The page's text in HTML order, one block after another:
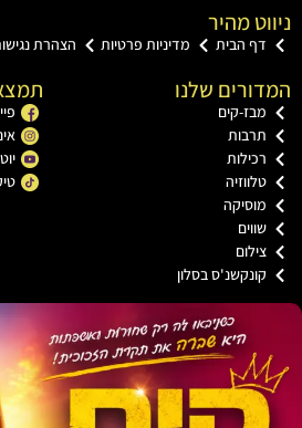
מהיר
הבית מדיניות פרטיות הצהרת נגישות
שלנו
קים
בסלון
תמצאו
פייסבוק
אינסטגרם
יוטיוב
טיקטוק